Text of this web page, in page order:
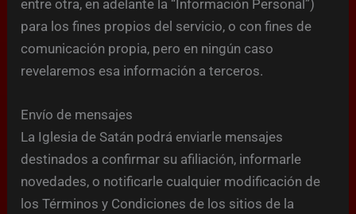
entre otra, en adelante la “Información Personal”)
para los fines propios del servicio, o con fines de
comunicación propia, pero en ningún caso
revelaremos esa información a terceros.
Envío de mensajes
La Iglesia de Satán podrá enviarle mensajes
destinados a confirmar su afiliación, informarle
novedades, o notificarle cualquier modificación de
los Términos y Condiciones de los sitios de la